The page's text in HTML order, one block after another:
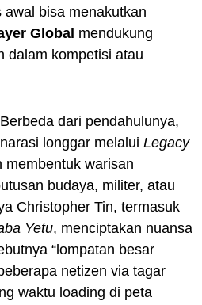
bisa menakutkan
Global mendukung
dalam kompetisi atau
dari pendahulunya,
longgar melalui Legacy
membentuk warisan
budaya, militer, atau
Christopher Tin, termasuk
Yetu, menciptakan nuansa
“lompatan besar
netizen via tagar
waktu loading di peta